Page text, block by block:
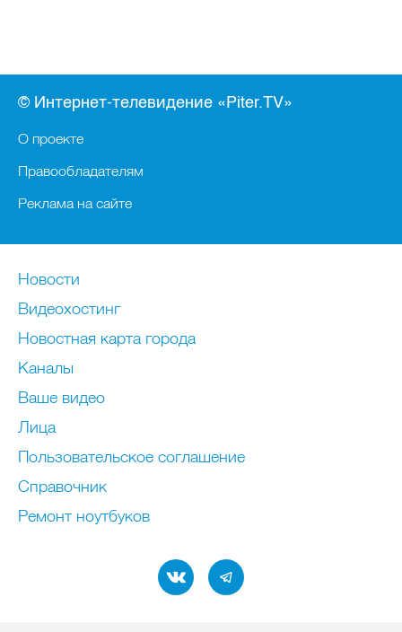
© Интернет-телевидение «Piter.TV»
О проекте
Правообладателям
Реклама на сайте
Новости
Видеохостинг
Новостная карта города
Каналы
Ваше видео
Лица
Пользовательское соглашение
Справочник
Ремонт нoутбуков